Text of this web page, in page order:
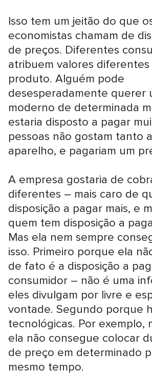
Isso tem um jeitão do que
economistas chamam de
de preços. Diferentes
atribuem valores diferentes
produto. Alguém pode
desesperadamente querer
moderno de determinada
estaria disposto a pagar
pessoas não gostam tanto
aparelho, e pagariam um
A empresa gostaria de
diferentes – mais caro de
disposição a pagar mais, e
quem tem disposição a
Mas ela nem sempre
isso. Primeiro porque ela
de fato é a disposição a
consumidor – não é uma
eles divulgam por livre e
vontade. Segundo porque
tecnológicas. Por exemplo,
ela não consegue colocar
de preço em determinado
mesmo tempo.